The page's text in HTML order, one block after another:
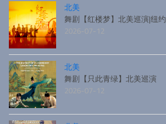
北美
舞剧【红楼梦】北美巡演|纽约
2026-07-12
北美
舞剧【只此青绿】北美巡演
2026-07-12